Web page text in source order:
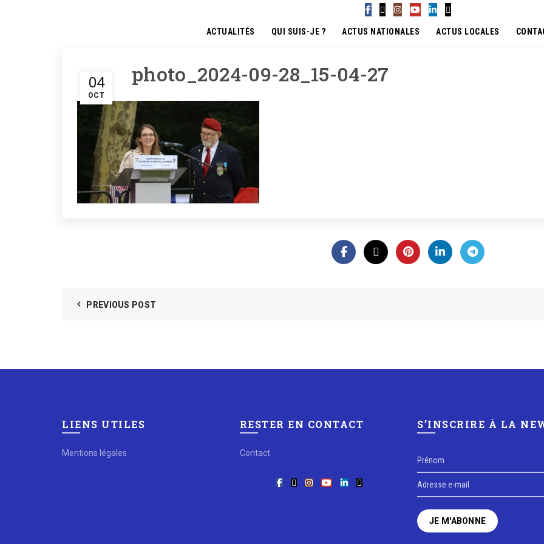
ACTUALITÉS QUI SUIS-JE ? ACTUS NATIONALES ACTUS LOCALES
04
OCT
photo_2024-09-28_15-04-27
PREVIOUS POST
LIENS UTILES
Mentions légales
RESTER EN CONTACT
Contact
S’INSCRIRE À LA